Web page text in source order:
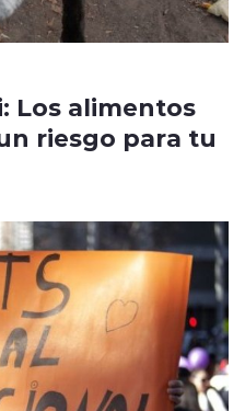
Los alimentos
riesgo para tu